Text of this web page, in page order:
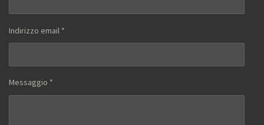
Indirizzo email *
Messaggio *